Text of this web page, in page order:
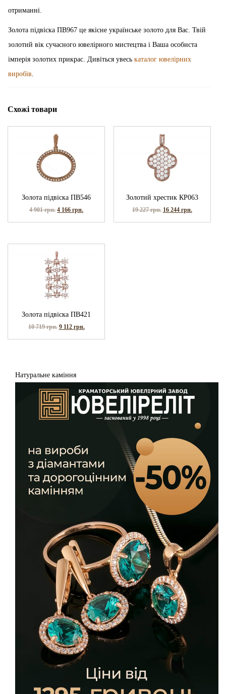
отриманні.
Золота підвіска ПВ967 це якісне українське золото для Вас. Твій
золотий вік сучасного ювелірного мистецтва і Ваша особиста
імперія золотих прикрас. Дивіться увесь каталог ювелірних
виробів
Схожі товари
Золота підвіска ПВ546
4 901грн. 4 166грн.
Золотий хрестик КР063
19 227грн. 16 244 грн.
Золота підвіска ПВ421
10 719грн. 9 112 грн.
Натуральне каміння